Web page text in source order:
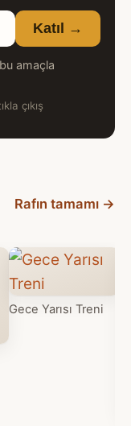
Katıl →
amaçla
çıkış
Rafın tamamı →
Gece Yarısı Treni